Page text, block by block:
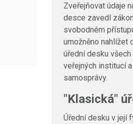
Zveřejňovat údaje
desce zavedl
svobodném
umožněno nahlížet
úřední desku
veřejných institucí
samosprávy.
"Klasická"
Úřední desku v její